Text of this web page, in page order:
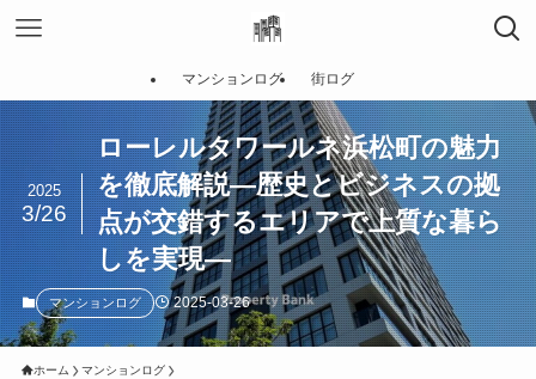
マンションログ 街ログ
ローレルタワールネ浜松町の魅力
を徹底解説—歴史とビジネスの拠
点が交錯するエリアで上質な暮ら
しを実現—
2025
3/26
マンションログ 2025-03-26
ホーム マンションログ